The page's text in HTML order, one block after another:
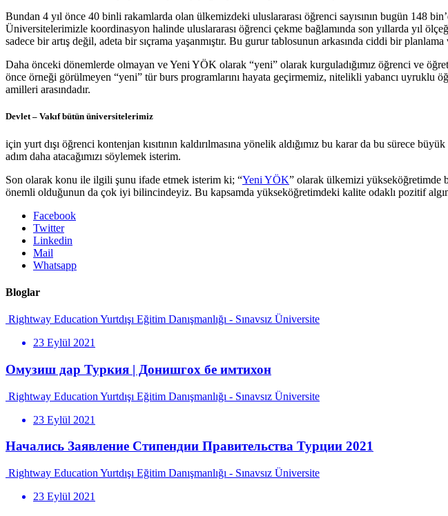
Bundan 4 yıl önce 40 binli rakamlarda olan ülkemizdeki uluslararası öğrenci sayısının bugün 148
Üniversitelerimizle koordinasyon halinde uluslararası öğrenci çekme bağlamında son yıllarda yıl
sadece bir artış değil, adeta bir sıçrama yaşanmıştır. Bu gurur tablosunun arkasında ciddi bir
Daha önceki dönemlerde olmayan ve Yeni YÖK olarak “yeni” olarak kurguladığımız öğrenci ve
önce örneği görülmeyen “yeni” tür burs programlarını hayata geçirmemiz, nitelikli yabancı uyruklu
amilleri arasındadır.
Devlet – Vakıf bütün üniversitelerimiz
için yurt dışı öğrenci kontenjan kısıtının kaldırılmasına yönelik aldığımız bu karar da bu sürece
adım daha atacağımızı söylemek isterim.
Son olarak konu ile ilgili şunu ifade etmek isterim ki; “Yeni YÖK” olarak ülkemizi yükseköğretimde
önemli olduğunun da çok iyi bilincindeyiz. Bu kapsamda yükseköğretimdeki kalite odaklı pozitif
Facebook
Twitter
Linkedin
Mail
Whatsapp
Bloglar
Rightway Education Yurtdışı Eğitim Danışmanlığı - Sınavsız Üniversite
23 Eylül 2021
Омузиш дар Туркия | Донишгох бе имтихон
Rightway Education Yurtdışı Eğitim Danışmanlığı - Sınavsız Üniversite
23 Eylül 2021
Начались Заявление Стипендии Правительства Турции 2021
Rightway Education Yurtdışı Eğitim Danışmanlığı - Sınavsız Üniversite
23 Eylül 2021